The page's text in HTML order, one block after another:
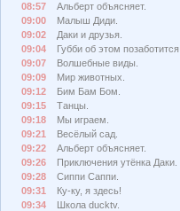
08:57
Альберт объясняет.
09:00
Малыш Диди.
09:02
Даки и друзья.
09:04
Губби об этом позаботится.
09:07
Волшебные виды.
09:09
Мир животных.
09:12
Бим Бам Бом.
09:15
Танцы.
09:18
Мы играем.
09:21
Весёлый сад.
09:22
Альберт объясняет.
09:26
Приключения утёнка Даки.
09:28
Сиппи Саппи.
09:31
Ку-ку, я здесь!
09:34
Школа ducktv.